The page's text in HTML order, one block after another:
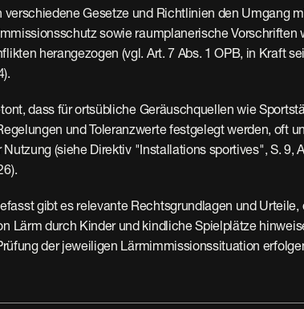
verschiedene Gesetze und Richtlinien den Umgang
sowie raumplanerische Vorschriften
herangezogen (vgl. Art. 7 Abs. 1 OPB, in Kraft
dass für ortsübliche Geräuschquellen wie
und Toleranzwerte festgelegt werden, oft
Nutzung (siehe Direktiv "Installations sportives", S. 9,
gibt es relevante Rechtsgrundlagen und
Lärm durch Kinder und kindliche Spielplätze
der jeweiligen Lärmimmissionssituation